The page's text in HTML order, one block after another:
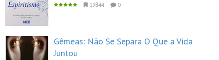
19844 0
Gêmeas: Não Se Separa O Que a Vida
Juntou